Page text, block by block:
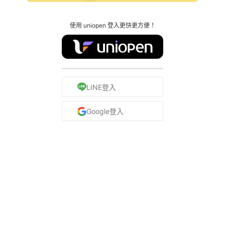
使用 uniopen 登入更快更方便！
LINE登入
Google登入